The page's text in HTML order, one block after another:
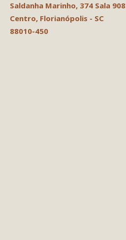
Saldanha Marinho, 374 Sala 908
Centro, Florianópolis - SC
88010-450